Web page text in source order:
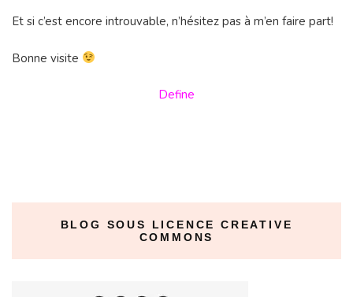
Et si c’est encore introuvable, n’hésitez pas à m’en faire part!
Bonne visite
Define
BLOG SOUS LICENCE CREATIVE
COMMONS